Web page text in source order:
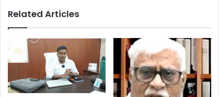
Related Articles